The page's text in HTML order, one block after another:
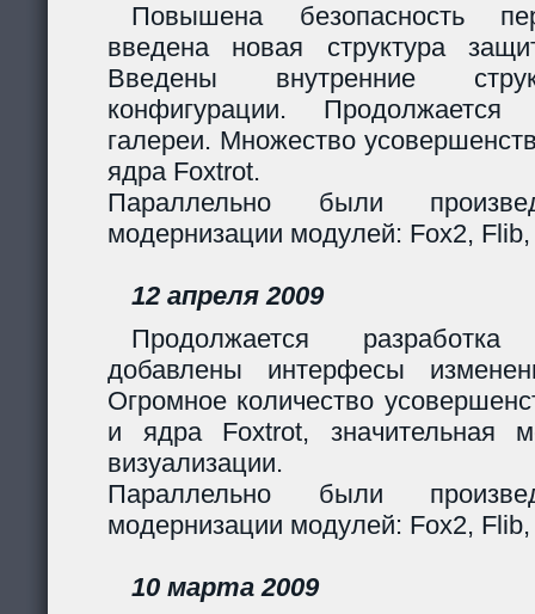
Повышена безопасность
введена новая структура
Введены внутренние
конфигурации. Продолжается
галереи. Множество
ядра Foxtrot.
Параллельно были
модернизации модулей: Fox2,
12 апреля 2009
Продолжается
добавлены интерфесы
Огромное количество
и ядра Foxtrot, значительная
визуализации.
Параллельно были
модернизации модулей: Fox2,
10 марта 2009